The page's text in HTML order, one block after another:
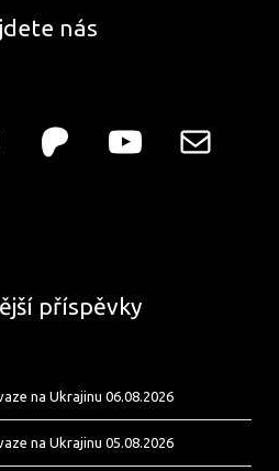
nás
příspěvky
na Ukrajinu 06.08.2026
na Ukrajinu 05.08.2026